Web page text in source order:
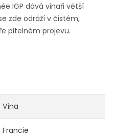
IGP dává vinaři větší
zde odráží v čistém,
pitelném projevu.
Vína
Francie